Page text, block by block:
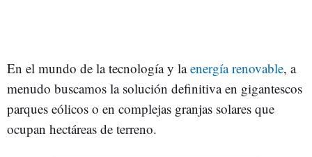
En el mundo de la tecnología y laenergía renovable, a
menudo buscamos la solución definitiva en gigantescos
parques eólicos o en complejas granjas solares que
ocupan hectáreas de terreno.